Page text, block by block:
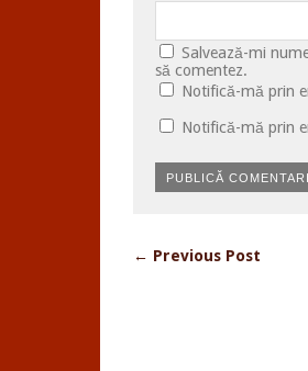
Salvează-mi
să comentez.
Notifică-mă prin
Notifică-mă prin
← Previous Post